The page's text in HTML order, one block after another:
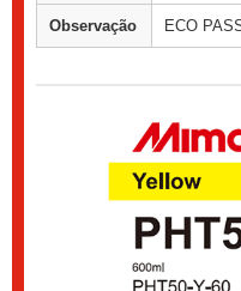
Observação ECO